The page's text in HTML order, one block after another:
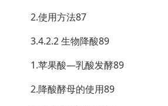
2.使用方法87
3.4.2.2 生物降酸89
1.苹果酸—乳酸发酵89
2.降酸酵母的使用89